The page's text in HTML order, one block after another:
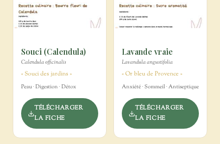
Souci (Calendula)
Calendula officinalis
« Souci des jardins »
Peau · Digestion · Détox
TÉLÉCHARGER
LA FICHE
Lavande vraie
Lavandula angustifolia
« Or bleu de Provence »
Anxiété · Sommeil · Antiseptique
TÉLÉCHARGER
LA FICHE